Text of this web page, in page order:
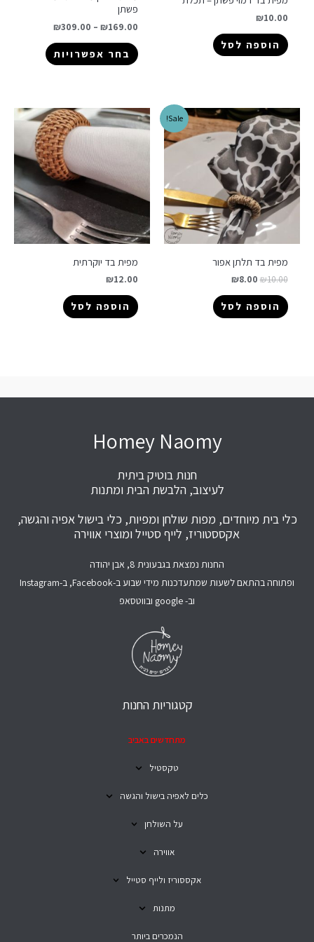
₪10.00
הוספה לסל
פשתן
₪169.00
–
₪309.00
בחר אפשרויות
Sale!
מפית בד תלתן אפור
₪10.00
₪8.00
הוספה לסל
מפית בד יוקרתית
₪12.00
הוספה לסל
Homey Naomy
חנות בוטיק ביתית
לעיצוב, הלבשת הבית ומתנות
כלי בית מיוחדים, מפות שולחן ומפיות, כלי בישול אפיה והגשה,
אקססטוריז, לייף סטייל ומוצרי אווירה
החנות נמצאת בגבעונית 8, אבן יהודה
ופתוחה בהתאם לשעות שמתעדכנות מידי שבוע ב-Facebook, ב-Instagram
וב- google ובווטסאפ
קטגוריות החנות
מתחדשים באביב
טקסטיל
כלים לאפיה בישול והגשה
על השולחן
אווירה
אקססוריז ולייף סטייל
מתנות
הנמכרים ביותר